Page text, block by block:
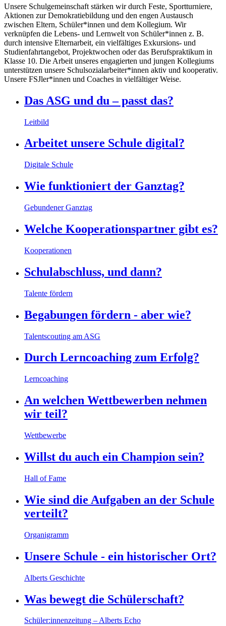
Unsere Schulgemeinschaft stärken wir durch Feste, Sportturniere,
Aktionen zur Demokratiebildung und den engen Austausch
zwischen Eltern, Schüler*innen und dem Kollegium. Wir
verknüpfen die Lebens- und Lernwelt von Schüler*innen z. B.
durch intensive Elternarbeit, ein vielfältiges Exkursions- und
Studienfahrtangebot, Projektwochen oder das Berufspraktikum in
Klasse 10. Die Arbeit unseres engagierten und jungen Kollegiums
unterstützen unsere Schulsozialarbeiter*innen aktiv und kooperativ.
Unsere FSJler*innen und Coaches in vielfältiger Weise.
Das ASG und du – passt das?
Leitbild
Arbeitet unsere Schule digital?
Digitale Schule
Wie funktioniert der Ganztag?
Gebundener Ganztag
Welche Kooperationspartner gibt es?
Kooperationen
Schulabschluss, und dann?
Talente fördern
Begabungen fördern - aber wie?
Talentscouting am ASG
Durch Lerncoaching zum Erfolg?
Lerncoaching
An welchen Wettbewerben nehmen
wir teil?
Wettbewerbe
Willst du auch ein Champion sein?
Hall of Fame
Wie sind die Aufgaben an der Schule
verteilt?
Organigramm
Unsere Schule - ein historischer Ort?
Alberts Geschichte
Was bewegt die Schülerschaft?
Schüler:innenzeitung – Alberts Echo